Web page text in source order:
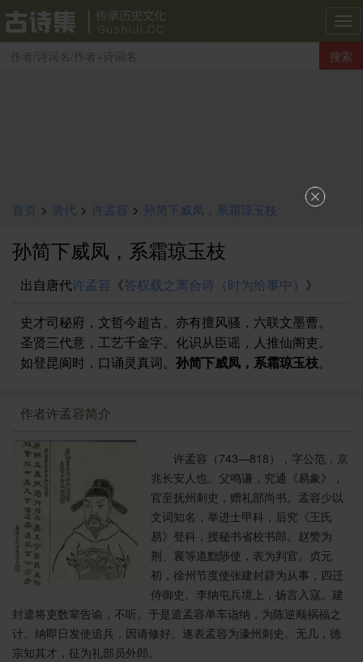
古
诗
集
搜索
首页 > 唐代 > 许孟容 > 孙简下威凤，系霜琼玉枝
孙简下威凤，系霜琼玉枝
出自唐代许孟容 《答权载之离合诗（时为给事中） 》
史才司秘府，文哲今超古。亦有擅风骚，六联文墨曹。
圣贤三代意，工艺千金字。化识从臣谣，人推仙阁吏。
如登昆阆时，口诵灵真词。 孙简下威凤，系霜琼玉枝。
作者许孟容简介
许孟容（743—818），字公范，京
兆长安人也。父鸣谦，究通《易象》，
官至抚州刺史，赠礼部尚书。孟容少以
文词知名，举进士甲科，后究《王氏
易》登科，授秘书省校书郎。赵赞为
荆、襄等道黜陟使，表为判官。贞元
初，徐州节度使张建封辟为从事，四迁
侍御史。李纳屯兵境上，扬言入寇。建
封遣将吏数辈告谕，不听。于是遣孟容单车诣纳，为陈逆顺祸福之
计。纳即日发使追兵，因请修好。遂表孟容为濠州刺史。无几，德
宗知其才，征为礼部员外郎。